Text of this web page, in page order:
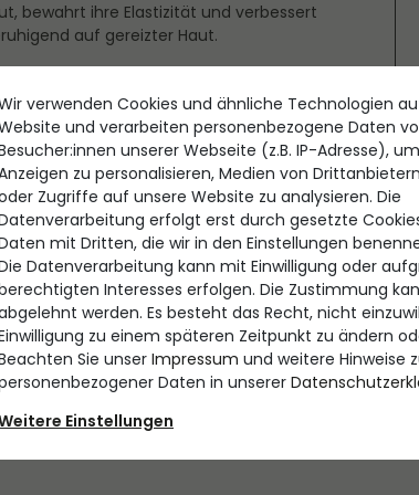
bewahrt ihre Elastizität und verbessert
auf gereizter Haut.
Glanz
zu erzielen ist und den Erwartungen
Nr. 6, 8, 10,11 oder 12.
220 Allée du Royans ,
verwenden Cookies und ähnliche Technologien
und verarbeiten personenbezogene Daten
unserer Webseite (z.B. IP-Adresse),
zu personalisieren, Medien von
Zugriffe auf unsere Website zu analysieren. Die
erfolgt erst durch gesetzte
mit Dritten, die wir in den Einstellungen
Datenverarbeitung kann mit Einwilligung oder
Interesses erfolgen. Die Zustimmung
werden. Es besteht das Recht, nicht
zu einem späteren Zeitpunkt zu ändern
Sie unserImpressum und weitere Hinweise
Daten in unserer
Einstellungen